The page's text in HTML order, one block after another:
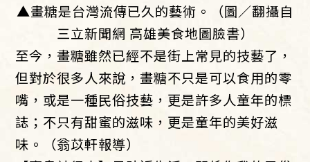
▲畫糖是台灣流傳已久的藝術。（圖／翻攝自
三立新聞網 高雄美食地圖臉書）
至今，畫糖雖然已經不是街上常見的技藝了，
但對於很多人來說，畫糖不只是可以食用的零
嘴，或是一種民俗技藝，更是許多人童年的標
誌；不只有甜蜜的滋味，更是童年的美好滋
味。（翁苡軒報導）